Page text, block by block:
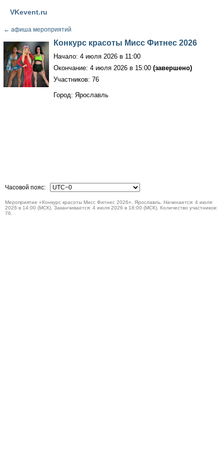
VKevent.ru
← афиша мероприятий
Конкурс красоты Мисс Фитнес 2026
Начало: 4 июля 2026 в 11:00
Окончание: 4 июля 2026 в 15:00 (завершено)
Участников: 76
Город: Ярославль
Часовой пояс:
Мероприятие «Конкурс красоты Мисс Фитнес 2026», Ярославль. Начинается: 4 июля
2026 в 14:00 (МСК). Заканчивается: 4 июля 2026 в 18:00 (МСК). Количество участников:
76.